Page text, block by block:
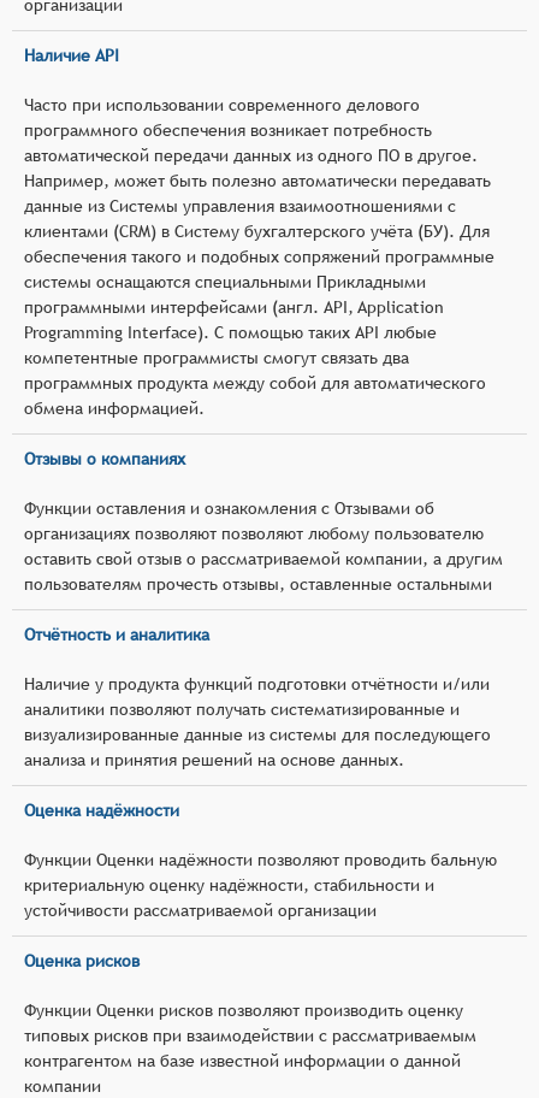
организации
Наличие API
Часто при использовании современного делового
программного обеспечения возникает потребность
автоматической передачи данных из одного ПО в другое.
Например, может быть полезно автоматически передавать
данные из Системы управления взаимоотношениями с
клиентами (CRM) в Систему бухгалтерского учёта (БУ). Для
обеспечения такого и подобных сопряжений программные
системы оснащаются специальными Прикладными
программными интерфейсами (англ. API, Application
Programming Interface). С помощью таких API любые
компетентные программисты смогут связать два
программных продукта между собой для автоматического
обмена информацией.
Отзывы о компаниях
Функции оставления и ознакомления с Отзывами об
организациях позволяют позволяют любому пользователю
оставить свой отзыв о рассматриваемой компании, а другим
пользователям прочесть отзывы, оставленные остальными
Отчётность и аналитика
Наличие у продукта функций подготовки отчётности и/или
аналитики позволяют получать систематизированные и
визуализированные данные из системы для последующего
анализа и принятия решений на основе данных.
Оценка надёжности
Функции Оценки надёжности позволяют проводить бальную
критериальную оценку надёжности, стабильности и
устойчивости рассматриваемой организации
Оценка рисков
Функции Оценки рисков позволяют производить оценку
типовых рисков при взаимодействии с рассматриваемым
контрагентом на базе известной информации о данной
компании